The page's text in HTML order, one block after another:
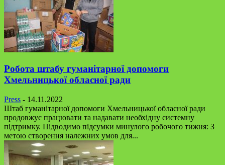
Робота штабу гуманітарної допомоги
Хмельницької обласної ради
Press - 14.11.2022
Штаб гуманітарної допомоги Хмельницької обласної ради
продовжує працювати та надавати необхідну системну
підтримку. Підводимо підсумки минулого робочого тижня: З
метою створення належних умов для...